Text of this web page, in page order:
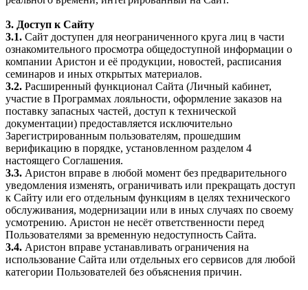
3. Доступ к Сайту
3.1. Сайт доступен для неограниченного круга лиц в части
ознакомительного просмотра общедоступной информации о
компании Аристон и её продукции, новостей, расписания
семинаров и иных открытых материалов.
3.2. Расширенный функционал Сайта (Личный кабинет,
участие в Программах лояльности, оформление заказов на
поставку запасных частей, доступ к технической
документации) предоставляется исключительно
Зарегистрированным пользователям, прошедшим
верификацию в порядке, установленном разделом 4
настоящего Соглашения.
3.3. Аристон вправе в любой момент без предварительного
уведомления изменять, ограничивать или прекращать доступ
к Сайту или его отдельным функциям в целях технического
обслуживания, модернизации или в иных случаях по своему
усмотрению. Аристон не несёт ответственности перед
Пользователями за временную недоступность Сайта.
3.4. Аристон вправе устанавливать ограничения на
использование Сайта или отдельных его сервисов для любой
категории Пользователей без объяснения причин.